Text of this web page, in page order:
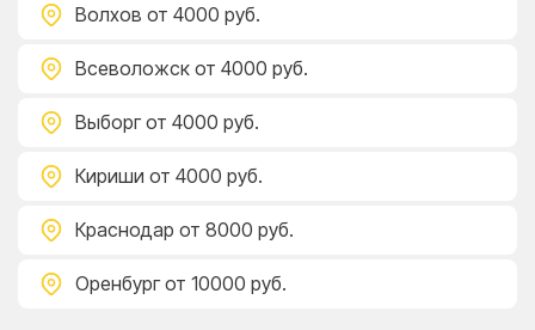
Волхов от 4000 руб.
Всеволожск от 4000 руб.
Выборг от 4000 руб.
Кириши от 4000 руб.
Краснодар от 8000 руб.
Оренбург от 10000 руб.